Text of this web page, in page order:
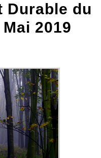
Durable du
2019